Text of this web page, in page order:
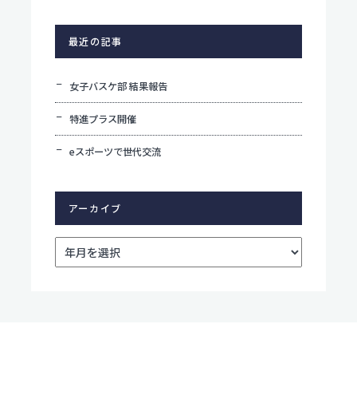
最近の記事
女子バスケ部 結果報告
特進プラス開催
eスポーツで世代交流
アーカイブ